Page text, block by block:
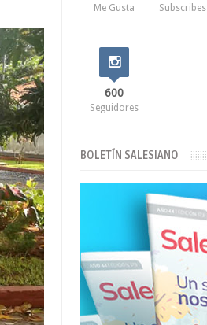
Me Gusta Subscribes
600
Seguidores
BOLETÍN SALESIANO